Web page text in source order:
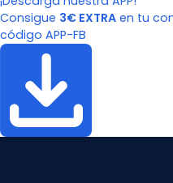
Consigue 3€ EXTRA en tu
código APP-FB